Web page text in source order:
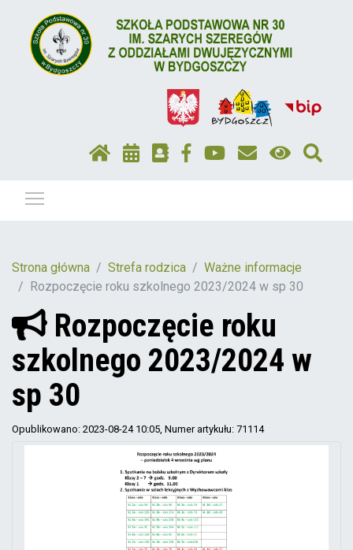
Strona główna Strefa rodzica
Ważne informacje
Rozpoczęcie roku szkolnego 2023/2024 w sp 30
Rozpoczęcie roku
szkolnego 2023/2024 w
sp 30
Opublikowano: 2023-08-24 10:05 , Numer artykułu: 71114